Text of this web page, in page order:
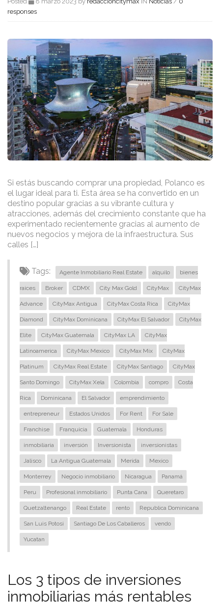
responses
Si estás buscando comprar una propiedad, Polanco es
el lugar ideal para ti. Esta área se ha convertido en un
destino popular gracias a su vibrante cultura y
atracciones, además del crecimiento constante que ha
experimentado recientemente gracias al aumento de
nuevos negocios y mejora de la infraestructura. Sus
calles […]
Tags: Agente Inmobiliario Real Estate alquilo bienes
raices Broker CDMX City Max Gold CityMax CityMax
Advance CityMax Antigua CityMax Costa Rica CityMax
Diamond CityMax Dominicana CityMax El Salvador CityMax
Elite CityMax Guatemala CityMax LA CityMax
Latinoamerica CityMax Mexico CityMax Mix CityMax
Platinum CityMax Real Estate CityMax Santiago CityMax
Santo Domingo CityMax Xela Colombia compro Costa
Rica Dominicana El Salvador emprendimiento
entrepreneur Estados Unidos For Rent For Sale
Franchise Franquicia Guatemala Honduras
inmobiliaria inversión Inversionista inversionistas
Jalisco La Antigua Guatemala Merida Mexico
Monterrey Negocio inmobiliario Nicaragua Panamá
Peru Profesional inmobiliario Punta Cana Queretaro
Quetzaltenango Real Estate rento Republica Dominicana
San Luis Potosi Santiago De Los Caballeros vendo
Yucatan
Los 3 tipos de inversiones
inmobiliarias más rentables